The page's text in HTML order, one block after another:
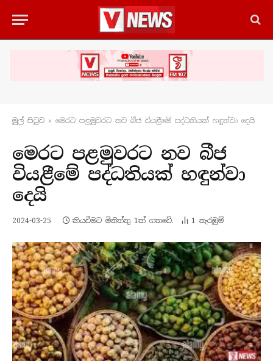
මුල් පිටු​ව » මෙරට පළමුවරට නව බීජ වියළීමේ පද්ධතියක් හඳුන්වා දෙයි
මෙරට පළමුවරට නව බීජ
වියළීමේ පද්ධතියක් හඳුන්වා
දෙයි
2024-03-25 කියවීමට මිනිත්තු 1ක් ගතවේ. 1 නැරඹු​ම්